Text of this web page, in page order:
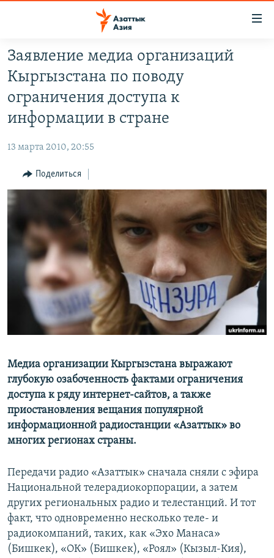
Вернуться
основному
содержанию
Вернутся
навигации
Вернутся
поиску
ЦЕНТРАЛЬНАЯ АЗИЯ
КАЗАХСТАН
КЫРГЫЗСТАН
ТАДЖИКИСТАН
НОВОСТИ
ВОЙНА В УКРАИНЕ
НА ДРУГИХ ЯЗЫКАХ
ҚАЗАҚША
КЫРГЫЗЧА
TÜRKMENÇE
Все сайты РСЕ/РС
Заявление медиа организаций
Кыргызстана по поводу
ограничения доступа к
информации в стране
13 марта 2010, 20:55
Поделиться
Медиа организации Кыргызстана выражают
глубокую озабоченность фактами ограничения
доступа к ряду интернет-сайтов, а также
приостановления вещания популярной
информационной радиостанции «Азаттык» во
многих регионах страны.
Передачи радио «Азаттык» сначала сняли с эфира
Национальной телерадиокорпорации, а затем
других региональных радио и телестанций. И тот
факт, что одновременно несколько теле- и
радиокомпаний, таких, как «Эхо Манаса»
(Бишкек), «ОК» (Бишкек), «Роял» (Кызыл-Кия),